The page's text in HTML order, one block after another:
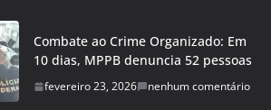
Combate ao Crime Organizado: Em
10 dias, MPPB denuncia 52 pessoas
fevereiro 23, 2026 nenhum comentário